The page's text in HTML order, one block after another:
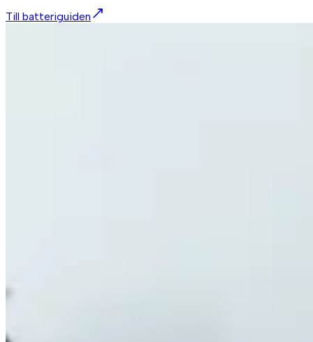
Till batteriguiden